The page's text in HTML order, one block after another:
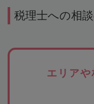
税理士への相
エリア